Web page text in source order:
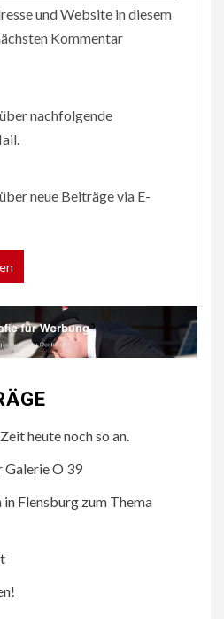
und Website in diesem
Kommentar
nachfolgende
neue Beiträge via E-
heute noch so an.
Galerie O 39
Flensburg zum Thema